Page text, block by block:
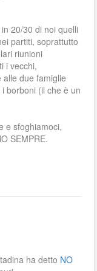
20/30 di noi quelli
partiti, soprattutto
riunioni
i vecchi,
due famiglie
borboni (il che è un
e sfoghiamoci,
SEMPRE.
ha detto NO